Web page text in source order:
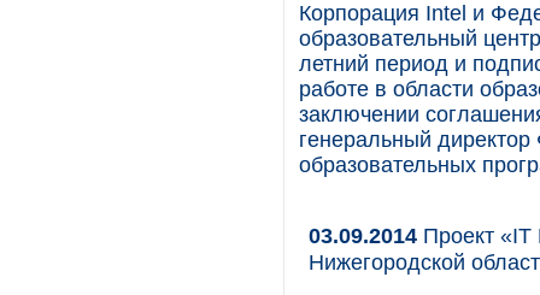
Корпорация Intel и
образовательный
летний период и
работе в области
заключении
генеральный
образовательных
03.09.2014 Проект
Нижегородской